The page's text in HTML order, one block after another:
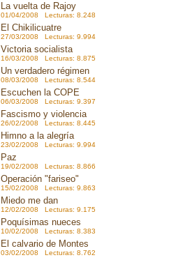
La vuelta de Rajoy
01/04/2008 Lecturas: 8.248
El Chikilicuatre
27/03/2008 Lecturas: 9.994
Victoria socialista
16/03/2008 Lecturas: 8.875
Un verdadero régimen
08/03/2008 Lecturas: 8.544
Escuchen la COPE
06/03/2008 Lecturas: 9.397
Fascismo y violencia
26/02/2008 Lecturas: 8.445
Himno a la alegría
23/02/2008 Lecturas: 9.994
Paz
19/02/2008 Lecturas: 8.866
Operación "fariseo"
15/02/2008 Lecturas: 9.863
Miedo me dan
12/02/2008 Lecturas: 9.175
Poquísimas nueces
10/02/2008 Lecturas: 8.383
El calvario de Montes
03/02/2008 Lecturas: 8.762